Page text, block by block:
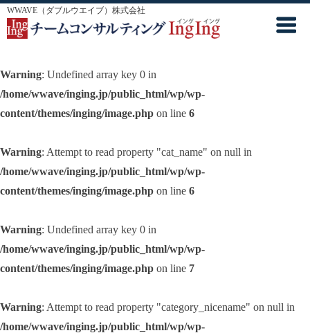
WWAVE（ダブルウエイブ）株式会社
Warning: Undefined array key 0 in
/home/wwave/inging.jp/public_html/wp/wp-
content/themes/inging/image.php on line 6
Warning: Attempt to read property "cat_name" on null in
/home/wwave/inging.jp/public_html/wp/wp-
content/themes/inging/image.php on line 6
Warning: Undefined array key 0 in
/home/wwave/inging.jp/public_html/wp/wp-
content/themes/inging/image.php on line 7
Warning: Attempt to read property "category_nicename" on null in
/home/wwave/inging.jp/public_html/wp/wp-